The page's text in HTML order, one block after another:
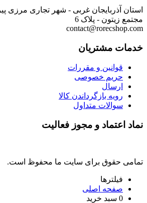
استان آذربایجان غربی - شهر تجاری مرزی
مجتمع زیتون - پلاک 6
contact@rorecshop.com
خدمات مشتریان
قوانین و مقررات
حریم خصوصی
ارسال
رویه بازگرداندن کالا
سوالات متداول
نماد اعتماد و مجوز فعالیت
تمامی حقوق برای سایت ما محفوظ است.
فیلترها
صفحه اصلی
0 سبد خرید